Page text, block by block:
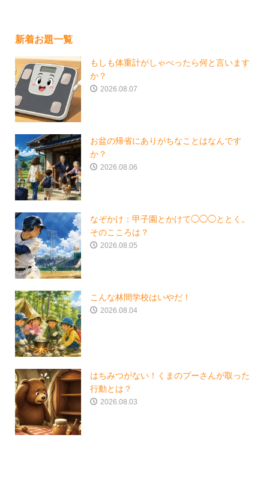
新着お題一覧
もしも体重計がしゃべったら何と言います
か？
2026.08.07
お盆の帰省にありがちなことはなんです
か？
2026.08.06
なぞかけ：甲子園とかけて◯◯◯ととく。
そのこころは？
2026.08.05
こんな林間学校はいやだ！
2026.08.04
はちみつがない！くまのプーさんが取った
行動とは？
2026.08.03